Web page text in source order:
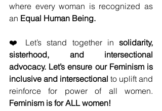
where every woman is recognized as
an Equal Human Being.
❤️ Let’s stand together in solidarity,
sisterhood, and intersectional
advocacy. Let’s ensure our Feminism is
inclusive and intersectional to uplift and
Feminism is for ALL women!